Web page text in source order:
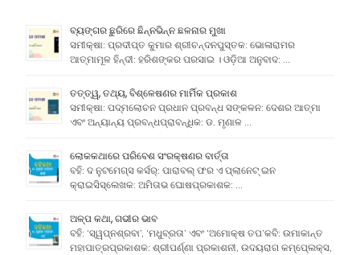
ବ୍ୟଙ୍ଗର ଛୁରିରେ ଛିନ୍ନଭିନ୍ନ ଛଳନାର ମୁଖା
ସମୀକ୍ଷା: ପ୍ରଦୀପ୍ତ କୁମାର ଶ୍ରୀଚନ୍ଦନପୁସ୍ତକ: ଭୋଳାରାମର
ଆତ୍ମାମୂଳ ହିନ୍ଦୀ: ହରିଶଙ୍କର ପରସାଇ । ଓଡ଼ିଆ ଅନୁବାଦ: …
ତତ୍ତ୍ୱ, ତଥ୍ୟ, ବିଶ୍ଳେଷଣର ମାର୍ମିକ ପ୍ରକାଶ
ସମୀକ୍ଷା: ପଦ୍ମଲୋଚନ ପ୍ରଧାନ ପ୍ରବନ୍ଧ ସଙ୍କଳନ: ଦେଶର ଆତ୍ମା
ଏବଂ ଅନ୍ୟାନ୍ୟ ପ୍ରବନ୍ଧପ୍ରାବନ୍ଧିକ: ଡ. ମୃଣାଳ …
ଲୋକକଥାରେ ପରିବେଶ ସଂରକ୍ଷଣର ବାର୍ତ୍ତା
ବହି: ଦ ନୁଟମେଗ୍ସ କର୍ସର୍: ପାରାବଲ୍ ଫର ଏ ପ୍ଲାନେଟ୍ ଇନ
କ୍ରାଇସିସ୍ଲେଖକ: ଅମିତାଭ ଘୋଷପ୍ରକାଶକ: …
ଅଳ୍ପ କଥା, ଗଭୀର ଭାବ
ବହି: ‘ସ୍ୱପ୍ନଶ୍ରବା’, ‘ମଧୁବ୍ରତା’ ଏବଂ ‘ଅମୋକ୍ଷ ତପ’କବି: ଉମାକାନ୍ତ
ମହାପାତ୍ରପ୍ରକାଶକ: ଶ୍ରୀପର୍ଣ୍ଣା ପ୍ରକାଶନୀ, ଉଦୟରାଗ କମ୍ପେ୍ଲକ୍ସ,